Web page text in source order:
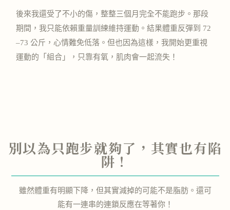
後來我還受了不小的傷，整整三個月完全不能跑步。那段
期間，我只能依賴重量訓練維持運動。結果體重反彈到 72
–73 公斤，心情難免低落。 但也因為這樣，我開始更重視
運動的「組合」，只靠有氧，肌肉會一起流失！
別以為只跑步就夠了，其實也有陷
阱！
雖然體重有明顯下降，但其實減掉的可能不是脂肪。 還可
能有一連串的連鎖反應在等著你！